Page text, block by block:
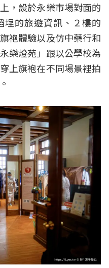
，設於永樂市場對面的
埕的旅遊資訊、２樓的
袍體驗以及仿中藥行和
樂燈苑」跟以公學校為
上旗袍在不同場景裡拍